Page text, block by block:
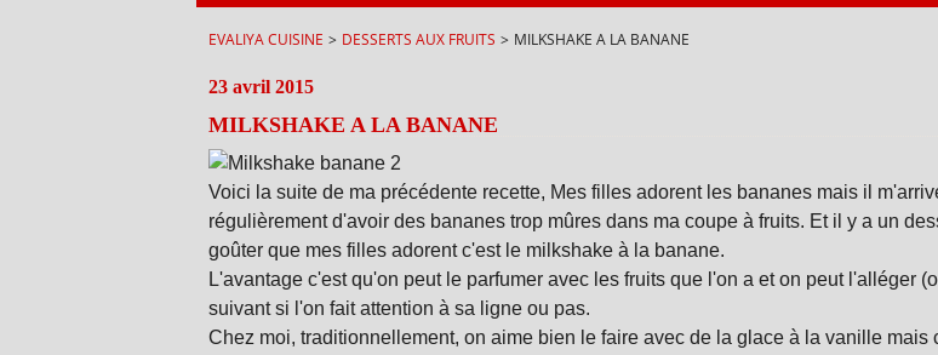
EVALIYA CUISINE > DESSERTS AUX FRUITS > MILKSHAKE A LA BANANE
23 avril 2015
MILKSHAKE A LA BANANE
Voici la suite de ma précédente recette, Mes filles adorent les bananes mais il
régulièrement d'avoir des bananes trop mûres dans ma coupe à fruits. Et il y a un
goûter que mes filles adorent c'est le milkshake à la banane.
L'avantage c'est qu'on peut le parfumer avec les fruits que l'on a et on peut l'alléger
suivant si l'on fait attention à sa ligne ou pas.
Chez moi, traditionnellement, on aime bien le faire avec de la glace à la vanille mais